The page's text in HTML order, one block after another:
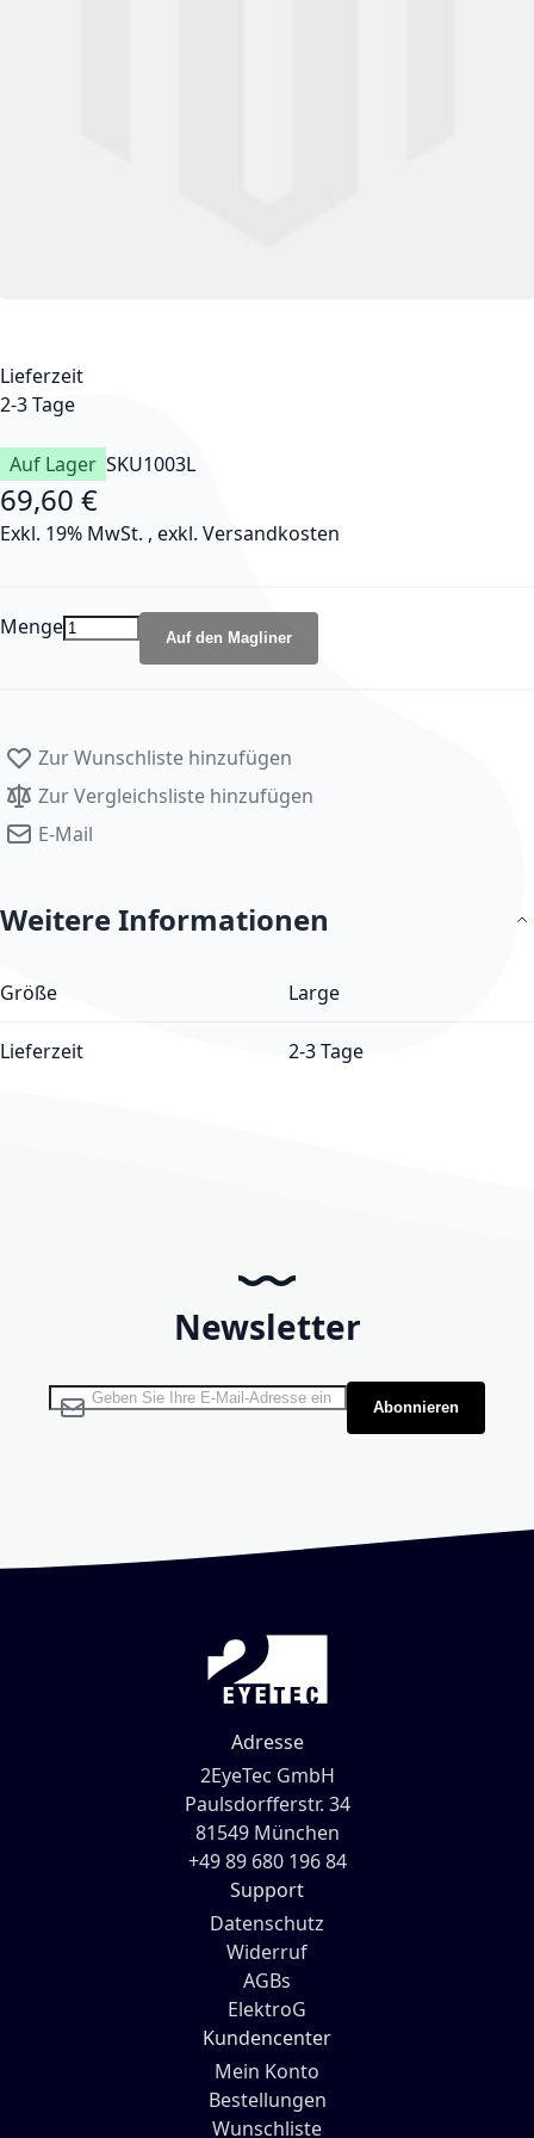
Lieferzeit
2-3 Tage
Auf Lager SKU1003L
69,60 €
Exkl. 19% MwSt. , exkl. Versandkosten
Menge Auf den Magliner
Zur Wunschliste hinzufügen
Zur Vergleichsliste hinzufügen
E-Mail
Weitere Informationen
Größe Large
Lieferzeit 2-3 Tage
Newsletter
Melden Sie sich für unseren Newsletter an:
Abonnieren
Adresse
2EyeTec GmbH
Paulsdorfferstr. 34
81549 München
+49 89 680 196 84
Support
Datenschutz
Widerruf
AGBs
ElektroG
Kundencenter
Mein Konto
Bestellungen
Wunschliste